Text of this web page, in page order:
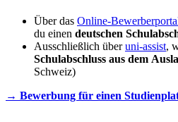
Über das Online-
du einen deutschen
Ausschließlich überuni-assist,
Schulabschluss aus dem
Schweiz)
→ Bewerbung für einen